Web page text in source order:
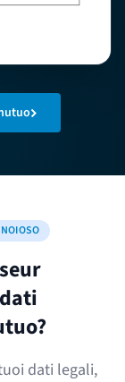
dati legali,